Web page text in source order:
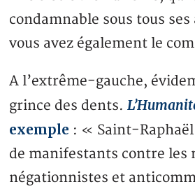
condamnable sous tous ses
vous avez également le
A l’extrême-gauche,
grince des dents.
exemple : « Saint-
de manifestants contre les
négationnistes et